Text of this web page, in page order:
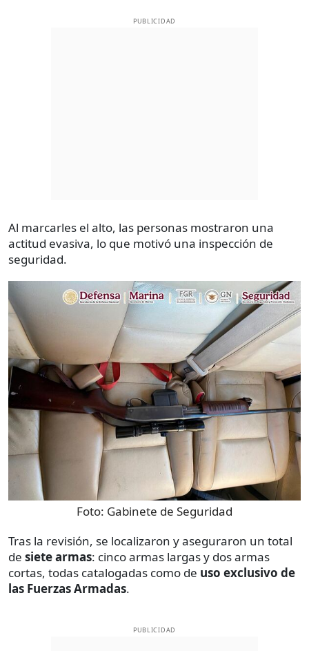
PUBLICIDAD
Al marcarles el alto, las personas mostraron una
actitud evasiva, lo que motivó una inspección de
seguridad.
Foto: Gabinete de Seguridad
Tras la revisión, se localizaron y aseguraron un total
de siete armas: cinco armas largas y dos armas
cortas, todas catalogadas como de uso exclusivo de
las Fuerzas Armadas.
PUBLICIDAD